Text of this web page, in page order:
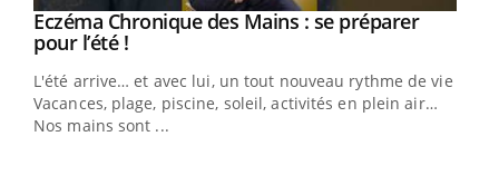
Youtube
Eczéma Chronique des Mains : se préparer
pour l’été !Youtube
L'été arrive… et avec lui, un tout nouveau rythme de vie !
Vacances, plage, piscine, soleil, activités en plein air…
Nos mains sont ...